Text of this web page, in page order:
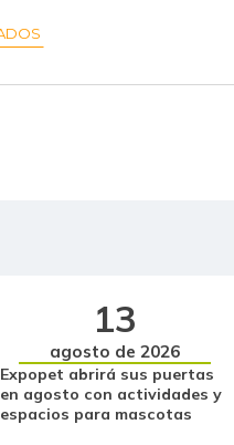
13
agosto de 2026
Expopet abrirá sus puertas
en agosto con actividades y
espacios para mascotas